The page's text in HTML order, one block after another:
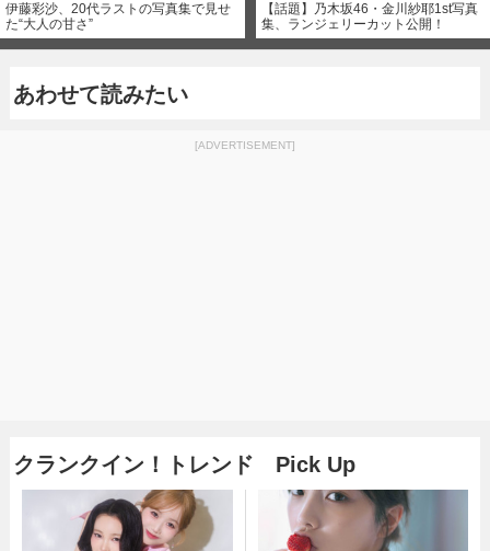
伊藤彩沙、20代ラストの写真集で見せ
た“大人の甘さ”
【話題】乃木坂46・金川紗耶1st写真
集、ランジェリーカット公開！
あわせて読みたい
[ADVERTISEMENT]
クランクイン！トレンド Pick Up